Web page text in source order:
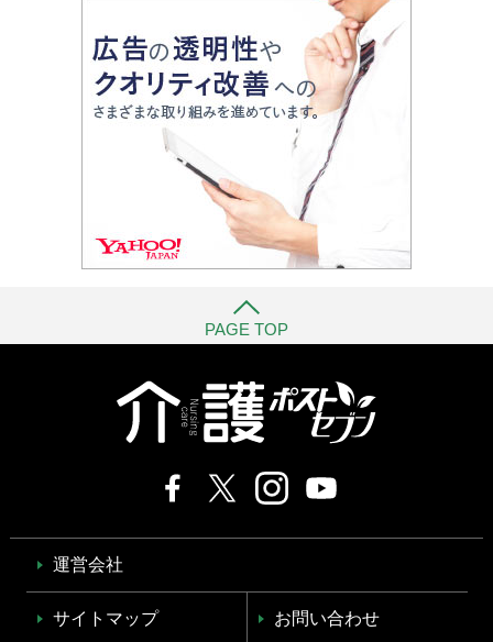
PAGE TOP
運営会社
サイトマップ お問い合わせ